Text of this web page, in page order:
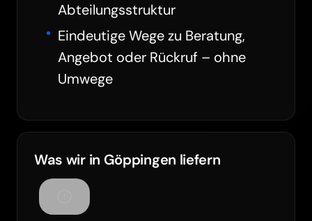
Abteilungsstruktur
Eindeutige Wege zu Beratung,
Angebot oder Rückruf – ohne
Umwege
Was wir in Göppingen liefern